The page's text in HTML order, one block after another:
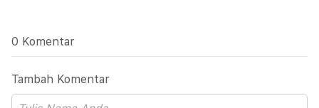
0 Komentar
Tambah Komentar